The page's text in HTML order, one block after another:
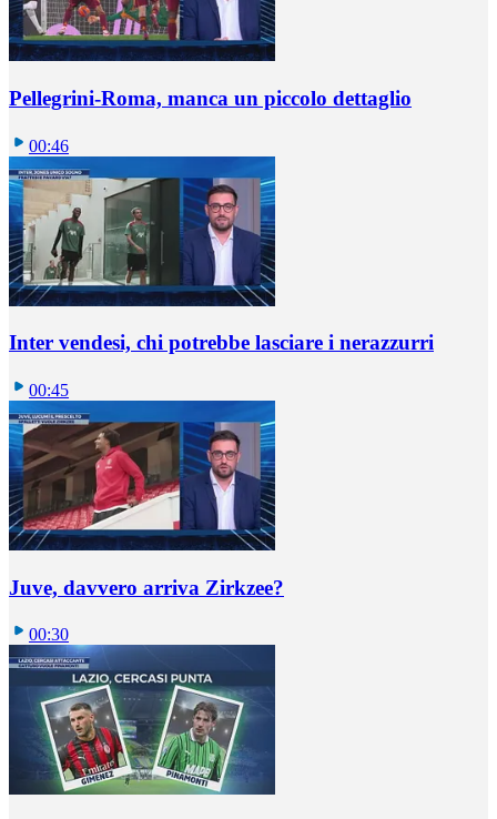
Pellegrini-Roma, manca un piccolo dettaglio
00:46
Inter vendesi, chi potrebbe lasciare i nerazzurri
00:45
Juve, davvero arriva Zirkzee?
00:30